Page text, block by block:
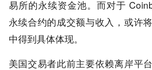
易所的永续资金池。而对于
永续合约的成交额与收入，或许
中得到具体体现。
美国交易者此前主要依赖离岸平